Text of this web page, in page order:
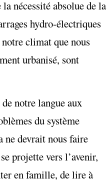
nécessité absolue de la
hydro-électriques
notre climat que nous
urbanisé, sont
notre langue aux
du système
ne devrait nous faire
projette vers l’avenir,
en famille, de lire à